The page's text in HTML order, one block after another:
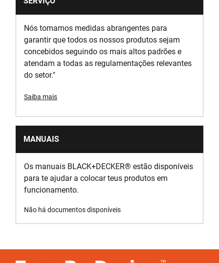
Nós tomamos medidas abrangentes para
garantir que todos os nossos produtos sejam
concebidos seguindo os mais altos padrões e
atendam a todas as regulamentações relevantes
do setor."
Saiba mais
MANUAIS
Os manuais BLACK+DECKER® estão disponíveis
para te ajudar a colocar teus produtos em
funcionamento.
Não há documentos disponíveis